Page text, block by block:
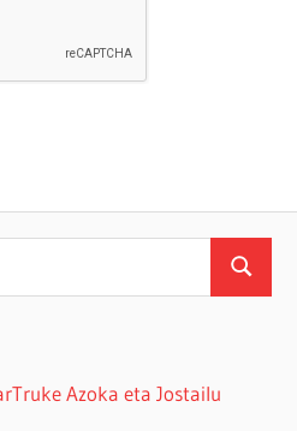
Search
Azoka eta Jostailu